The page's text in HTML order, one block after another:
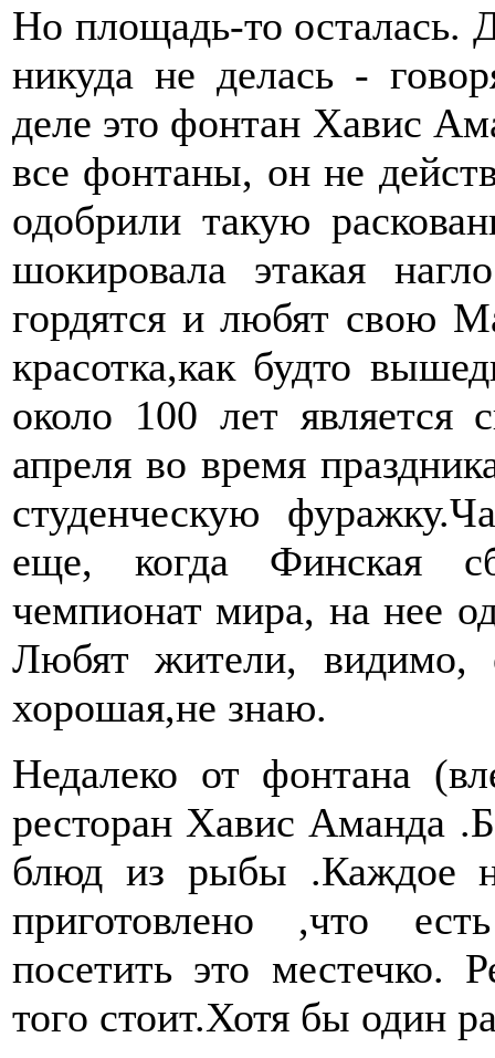
Но площадь-то осталась.
никуда не делась -
деле это фонтан Хавис
все фонтаны, он не
одобрили такую
шокировала этакая
гордятся и любят свою
красотка,как будто
около 100 лет является
апреля во время
студенческую
еще, когда Финская
чемпионат мира, на нее
Любят жители, видимо,
хорошая,не знаю.
Недалеко от фонтана
ресторан Хавис Аманда
блюд из рыбы .Каждое
приготовлено ,что
посетить это местечко.
того стоит.Хотя бы один